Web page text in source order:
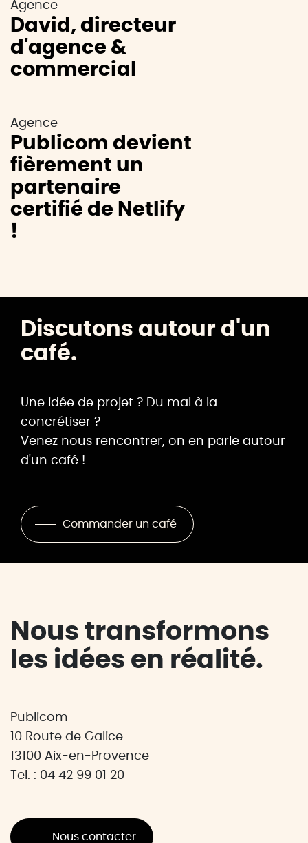
Agence
David, directeur
d'agence &
commercial
Agence
Publicom devient
fièrement un
partenaire
certifié de Netlify
!
Discutons autour d'un
café.
Une idée de projet ? Du mal à la
concrétiser ?
Venez nous rencontrer, on en parle autour
d'un café !
Commander un café
Nous transformons
les idées en réalité.
Publicom
10 Route de Galice
13100 Aix-en-Provence
Tel. : 04 42 99 01 20
Nous contacter